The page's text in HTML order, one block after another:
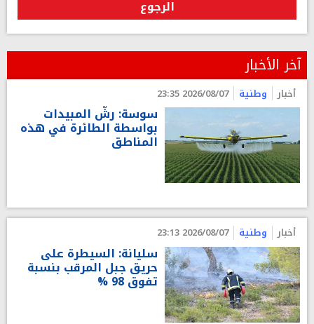
الرجوع
آخر الأخبار
أخبار وطنية 2026/08/07 23:35
سوسة: رشّ المبيدات
بواسطة الطائرة في هذه
المناطق
أخبار وطنية 2026/08/07 23:13
سليانة: السيطرة على
حريق جبل المرقب بنسبة
تفوق 98 %